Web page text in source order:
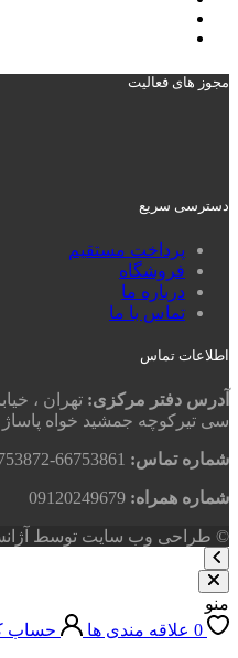
مجوز های فعالیت
دسترسی سریع
پرداخت مستقیم
فروشگاه
درباره ما
تماس با ما
اطلاعات تماس
آدرس دفتر مرکزی: تهران ،
سی تیرکوچه جمشید خواه پاساژ
شماره تماس:
شماره همراه:
© طراحی وب سایت توسط
منو
0 علاقه مندی ها حساب